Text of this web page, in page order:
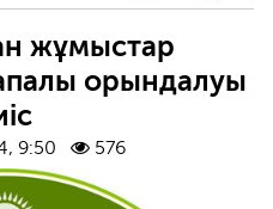
жұмыстар
орындалуы
9:50 576